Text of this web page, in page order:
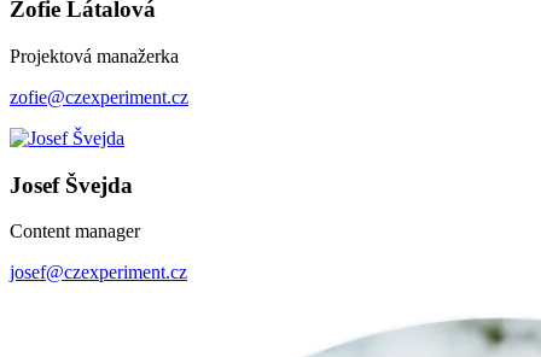
Žofie Látalová
Projektová manažerka
zofie@czexperiment.cz
Josef Švejda
Content manager
josef@czexperiment.cz